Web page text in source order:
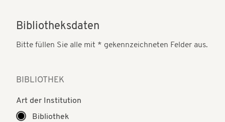
Bibliotheksdaten
Bitte füllen Sie alle mit * gekennzeichneten Felder aus.
BIBLIOTHEK
Art der Institution
Bibliothek